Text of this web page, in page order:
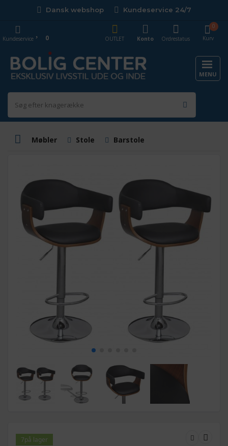
Dansk webshop Kundeservice 24/7
Kurv
0
OUTLET
Konto Ordrestatus
Kundeservice 0
MENU
Møbler Stole Barstole
7på lager